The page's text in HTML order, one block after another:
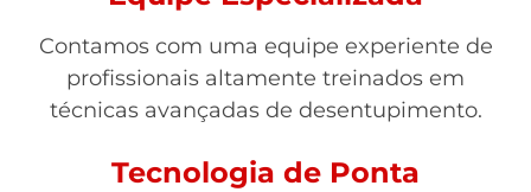
Contamos com uma equipe experiente de
profissionais altamente treinados em
técnicas avançadas de desentupimento.
Tecnologia de Ponta